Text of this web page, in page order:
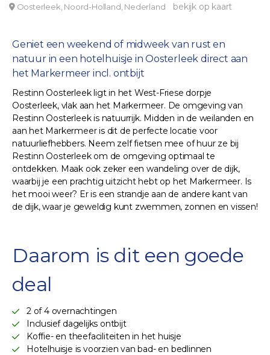
Oosterleek, Noord-Holland, Nederland bekijk op kaart
Geniet een weekend of midweek van rust en
natuur in een hotelhuisje in Oosterleek direct aan
het Markermeer incl. ontbijt
Restinn Oosterleek ligt in het West-Friese dorpje
Oosterleek, vlak aan het Markermeer. De omgeving van
Restinn Oosterleek is natuurrijk. Midden in de weilanden en
aan het Markermeer is dit de perfecte locatie voor
natuurliefhebbers. Neem zelf fietsen mee of huur ze bij
Restinn Oosterleek om de omgeving optimaal te
ontdekken. Maak ook zeker een wandeling over de dijk,
waarbij je een prachtig uitzicht hebt op het Markermeer. Is
het mooi weer? Er is een strandje aan de andere kant van
de dijk, waar je geweldig kunt zwemmen, zonnen en vissen!
Daarom is dit een goede
deal
2 of 4 overnachtingen
Inclusief dagelijks ontbijt
Koffie- en theefaciliteiten in het huisje
Hotelhuisje is voorzien van bad- en bedlinnen